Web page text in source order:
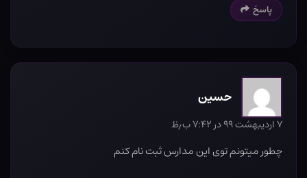
پاسخ
حسین
۷ اردیبهشت ۹۹ در ۷:۴۲ ب٫ظ
چطور میتونم توی این مدارس ثبت نام کنم